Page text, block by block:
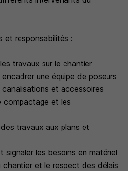
et responsabilités :
travaux sur le chantier
une équipe de poseurs
et accessoires
compactage et les
travaux aux plans et
signaler les besoins en matériel
chantier et le respect des délais